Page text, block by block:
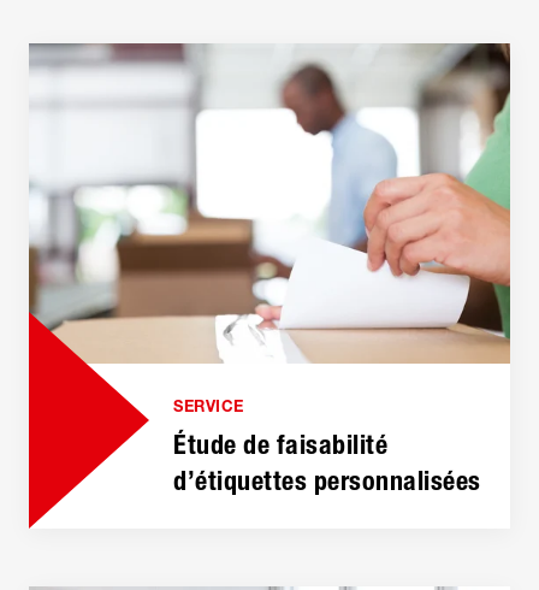
SERVICE
Étude de faisabilité
d’étiquettes personnalisées